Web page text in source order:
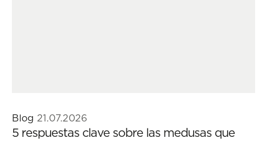
Blog 21.07.2026
5 respuestas clave sobre las medusas que